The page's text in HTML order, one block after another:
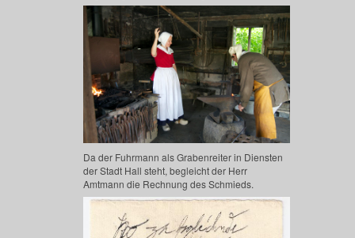
Da der Fuhrmann als Grabenreiter in Diensten
der Stadt Hall steht, begleicht der Herr
Amtmann die Rechnung des Schmieds.